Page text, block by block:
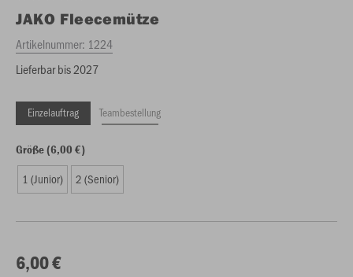
JAKO Fleecemütze
Artikelnummer: 1224
Lieferbar bis 2027
Einzelauftrag Teambestellung
Größe (6,00 €)
1 (Junior) 2 (Senior)
6,00 €